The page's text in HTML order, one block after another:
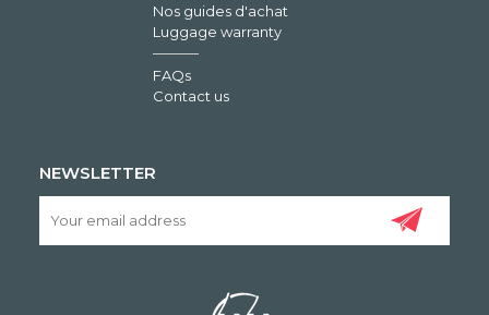
Nos guides d'achat
Luggage warranty
FAQs
Contact us
NEWSLETTER